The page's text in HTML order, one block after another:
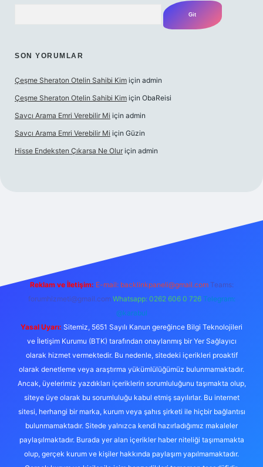
SON YORUMLAR
Çeşme Sheraton Otelin Sahibi Kim için admin
Çeşme Sheraton Otelin Sahibi Kim için ObaReisi
Savcı Arama Emri Verebilir Mi için admin
Savcı Arama Emri Verebilir Mi için Güzin
Hisse Endeksten Çıkarsa Ne Olur için admin
Reklam ve İletişim: E-mail: backlinkpaneli@gmail.com Teams:
forumhizmeti@gmail.com Whatsapp: 0262 606 0 726 Telegram:
@karabul
Yasal Uyarı: Sitemiz, 5651 Sayılı Kanun gereğince Bilgi Teknolojileri
ve İletişim Kurumu (BTK) tarafından onaylanmış bir Yer Sağlayıcı
olarak hizmet vermektedir. Bu nedenle, sitedeki içerikleri proaktif
olarak denetleme veya araştırma yükümlülüğümüz bulunmamaktadır.
Ancak, üyelerimiz yazdıkları içeriklerin sorumluluğunu taşımakta olup,
siteye üye olarak bu sorumluluğu kabul etmiş sayılırlar. Bu internet
sitesi, herhangi bir marka, kurum veya şahıs şirketi ile hiçbir bağlantısı
bulunmamaktadır. Sitede yalnızca kendi hazırladığımız makaleler
paylaşılmaktadır. Burada yer alan içerikler haber niteliği taşımamakta
olup, gerçek kurum ve kişiler hakkında paylaşım yapılmamaktadır.